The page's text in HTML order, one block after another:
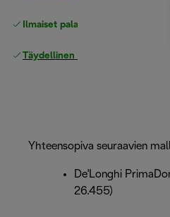
Ilmaiset palautukset
Täydellinen valmistajan takuu
Yhteensopiva seuraavien
De'Longhi
26.455)